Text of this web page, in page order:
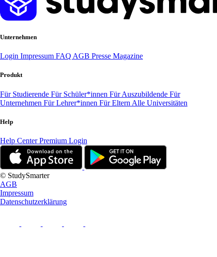
Unternehmen
Login Impressum FAQ AGB Presse Magazine
Produkt
Für Studierende Für Schüler*innen Für Auszubildende Für
Unternehmen Für Lehrer*innen Für Eltern Alle Universitäten
Help
Help CenterPremium Login
© StudySmarter
AGB
Impressum
Datenschutzerklärung